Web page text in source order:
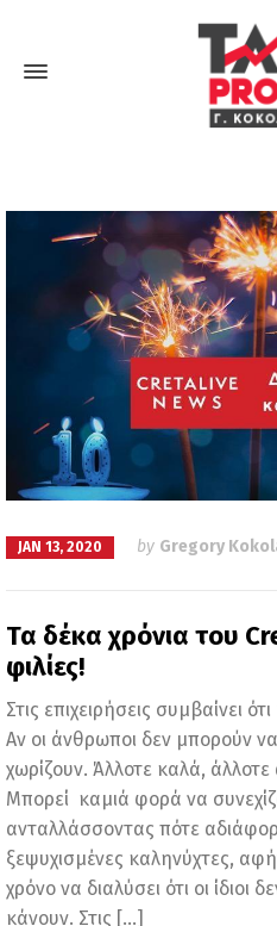
JAN 13, 2020 by Gregory
Τα δέκα χρόνια του
φιλίες!
Στις επιχειρήσεις συμβαίνει
Αν οι άνθρωποι δεν μπορούν
χωρίζουν. Άλλοτε καλά,
Μπορεί καμιά φορά να
ανταλλάσσοντας πότε
ξεψυχισμένες καληνύχτες,
χρόνο να διαλύσει ότι οι ίδιοι
κάνουν. Στις […]